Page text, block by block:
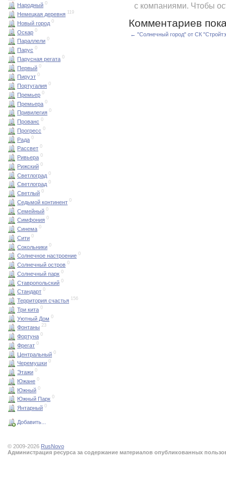
Народный 0
Немецкая деревня 119
Новый город 0
Оскар 0
Параллели 0
Парус 0
Парусная регата 0
Первый 0
Пируэт 0
Португалия 0
Премьер 0
Премьера 0
Привилегия 0
Прованс 0
Прогресс 0
Рада 0
Рассвет 0
Ривьера 0
Рижский 0
Светлоград 0
Светлоград 0
Светлый 0
Седьмой континент 0
Семейный 0
Симфония 0
Синема 0
Сити 0
Сокольники 0
Солнечное настроение 0
Солнечный остров 0
Солнечный парк 0
Ставропольский 0
Стандарт 0
Территория счастья 156
Три кита 0
Уютный Дом 0
Фонтаны 23
Фортуна 0
Фрегат 0
Центральный 0
Черемушки 0
Этажи 0
Южане 0
Южный 0
Южный Парк 0
Янтарный 0
Добавить...
с компаниями. Чтобы
Комментариев
← "Солнечный город" от СК
© 2009-2026 RusNovo
Администрация ресурса за содержание материалов опубликованных